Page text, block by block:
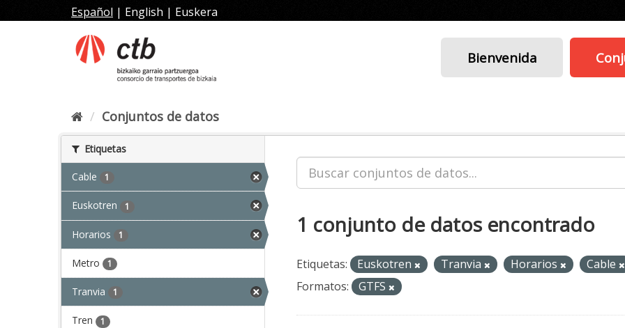
al
Español | English | Euskera
Bienvenida
Conjuntos de datos
Etiquetas
Cable 1
Euskotren 1
Horarios 1
Metro 1
Tranvia 1
Tren 1
1 conjunto de datos encontrado
Etiquetas: Euskotren Tranvia Horarios
Cable
Formatos:
GTFS